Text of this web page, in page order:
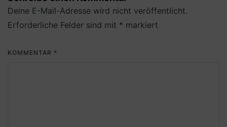
Deine E-Mail-Adresse wird nicht veröffentlicht.
Erforderliche Felder sind mit * markiert
KOMMENTAR *